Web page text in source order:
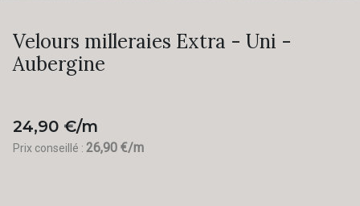
Velours milleraies Extra - Uni -
Aubergine
24,90 €/m
Prix conseillé : 26,90 €/m